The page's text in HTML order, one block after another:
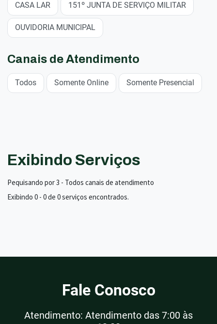
CASA LAR 151º JUNTA DE SERVIÇO MILITAR
OUVIDORIA MUNICIPAL
Canais de Atendimento
Todos Somente Online Somente Presencial
Exibindo Serviços
Pequisando por 3 - Todos canais de atendimento
Exibindo 0 - 0 de 0 serviços encontrados.
Fale Conosco
Atendimento: Atendimento das 7:00 às